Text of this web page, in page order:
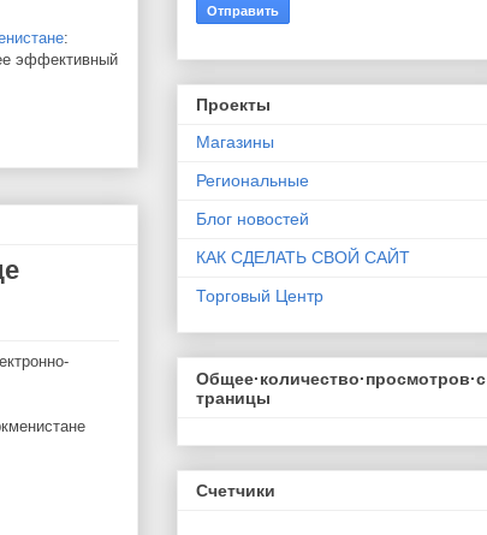
:
эффективный
Проекты
Магазины
Региональные
Блог новостей
КАК СДЕЛАТЬ СВОЙ САЙТ
Торговый Центр
Общее·количество·просмотров·с
траницы
Счетчики